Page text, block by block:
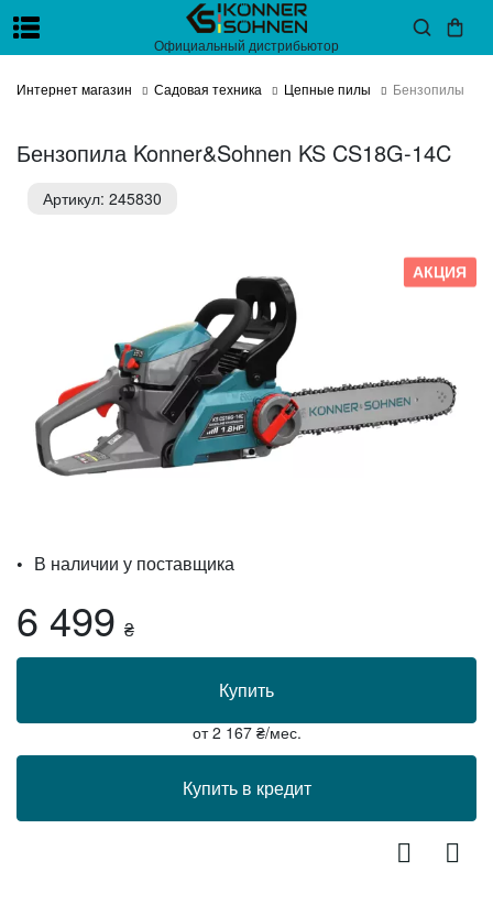
Официальный дистрибьютор
Интернет магазин Садовая техника Цепные пилы Бензопилы
Бензопила Konner&Sohnen KS CS18G-14C
Артикул: 245830
АКЦИЯ
В наличии у поставщика
6 499₴
Купить
от2 167 ₴/мес.
Купить в кредит